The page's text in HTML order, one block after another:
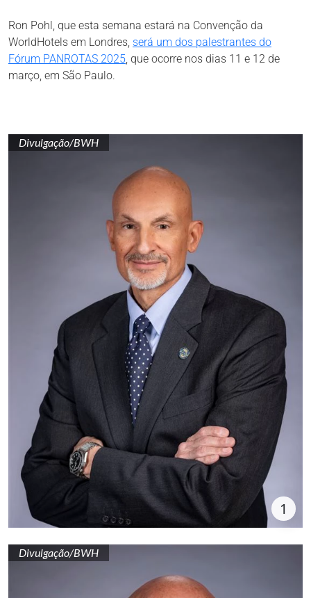
Ron Pohl, que esta semana estará na Convenção da
WorldHotels em Londres, será um dos palestrantes do
Fórum PANROTAS 2025, que ocorre nos dias 11 e 12 de
março, em São Paulo.
Divulgação/BWH
1
Divulgação/BWH